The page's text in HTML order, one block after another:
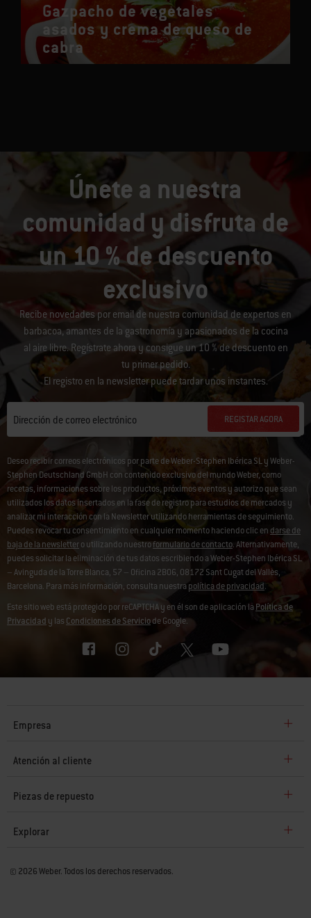
Gazpacho de vegetales
asados y crema de queso de
cabra
Únete a nuestra
comunidad y disfruta de
un 10 % de descuento
exclusivo
Recibe novedades por email de nuestra comunidad de expertos en
barbacoa, amantes de la gastronomía y apasionados de la cocina
al aire libre. Regístrate ahora y consigue un 10 % de descuento en
tu primer pedido.
El registro en la newsletter puede tardar unos instantes.
Dirección de correo electrónico REGISTAR AGORA
Deseo recibir correos electrónicos por parte de Weber-Stephen Ibérica SL y Weber-
Stephen Deutschland GmbH con contenido exclusivo del mundo Weber, como
recetas, informaciones sobre los productos, próximos eventos y autorizo que sean
utilizados los datos insertados en la fase de registro para estudios de mercados y
analizar mi interacción con la Newsletter utilizando herramientas de seguimiento.
Puedes revocar tu consentimiento en cualquier momento haciendo clic en darse de
baja de la newslettero utilizando nuestroformulario de contacto. Alternativamente,
puedes solicitar la eliminación de tus datos escribiendo a Weber-Stephen Ibérica SL
– Avinguda de la Torre Blanca, 57 – Oficina 2B06, 08172 Sant Cugat del Vallès,
Barcelona. Para más información, consulta nuestra política de privacidad.
Este sitio web está protegido por reCAPTCHA y en él son de aplicación laPolítica de
Privacidad y las Condiciones de Serviciode Google.
Empresa
Atención al cliente
Piezas de repuesto
Explorar
© 2026 Weber. Todos los derechos reservados.